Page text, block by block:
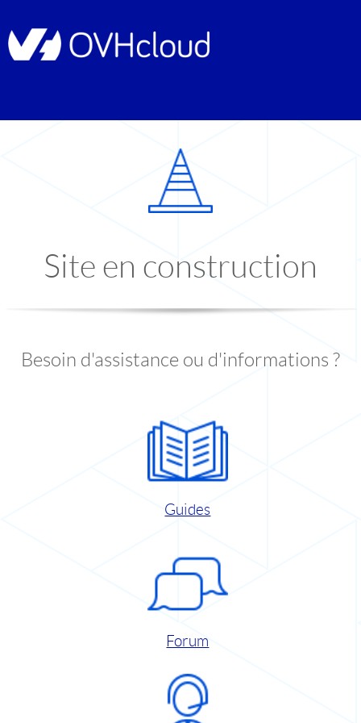
Site en construction
Besoin d'assistance ou d'informations ?
Guides
Forum